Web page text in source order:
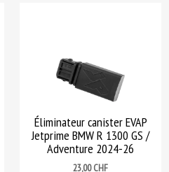
Éliminateur canister EVAP
Jetprime BMW R 1300 GS /
Adventure 2024-26
Prix
23,00 CHF